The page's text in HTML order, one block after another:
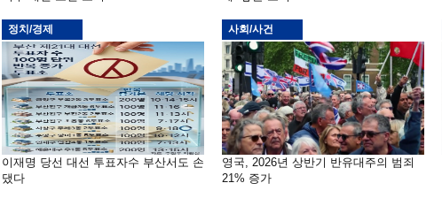
정치/경제
이재명 당선 대선 투표자수 부산서도 손
댔다
사회/사건
영국, 2026년 상반기 반유대주의 범죄
21% 증가